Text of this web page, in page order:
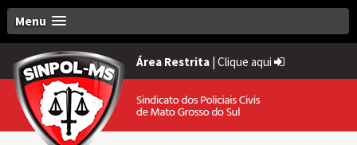
Menu
Área Restrita | Clique aqui